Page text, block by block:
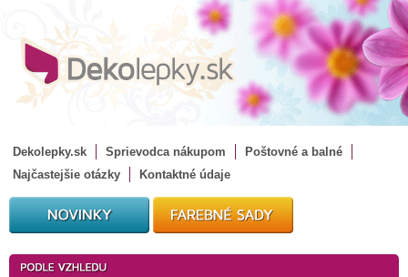
Dekolepky.sk Sprievodca nákupom
Poštovné a balné
Najčastejšie otázky
Kontaktné údaje